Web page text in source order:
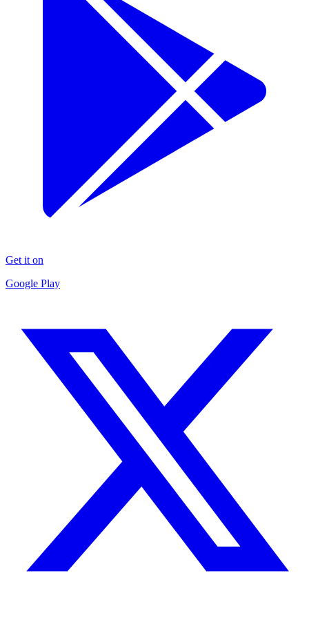
Get it on
Google Play